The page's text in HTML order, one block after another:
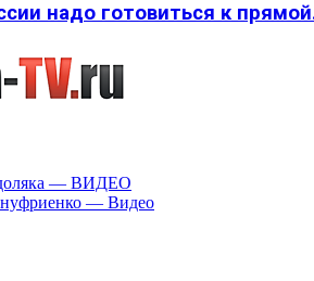
надо готовиться к
— ВИДЕО
— Видео